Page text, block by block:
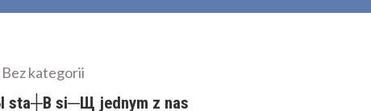
Bez kategorii
si─Щ jednym z nas